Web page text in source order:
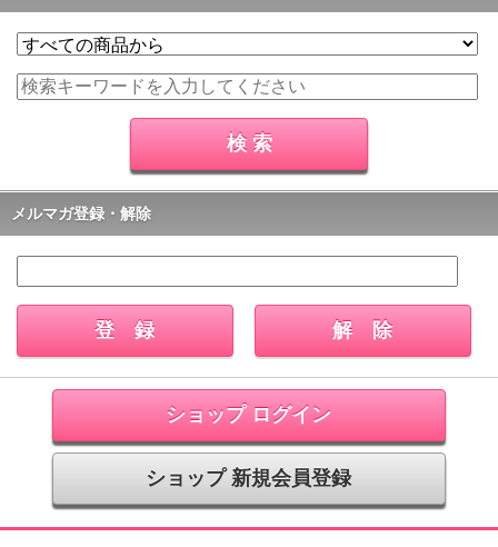
メルマガ登録・解除
ショップ ログイン
ショップ 新規会員登録